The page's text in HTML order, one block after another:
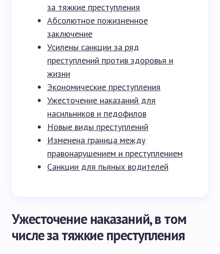
за тяжкие преступления
Абсолютное пожизненное
заключение
Усилены санкции за ряд
преступлений против здоровья и
жизни
Экономические преступления
Ужесточение наказаний для
насильников и педофилов
Новые виды преступлений
Изменена граница между
правонарушением и преступлением
Санкции для пьяных водителей
Ужесточение наказаний, в том
числе за тяжкие преступления